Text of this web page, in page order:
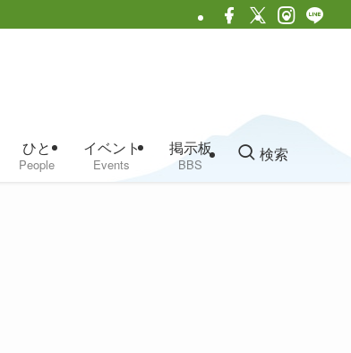
ひと
People
イベント
Events
掲示板
BBS
検索